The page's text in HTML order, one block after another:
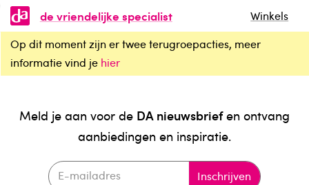
de vriendelijke specialist
Winkels
Op dit moment zijn er twee terugroepacties, meer
informatie vind je hier
Meld je aan voor de DA nieuwsbriefen ontvang
aanbiedingen en inspiratie.
Inschrijven